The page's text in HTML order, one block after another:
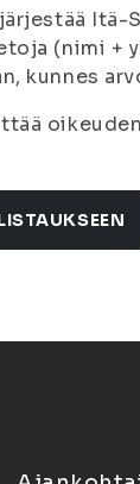
Itä-
(nimi +
kunnes